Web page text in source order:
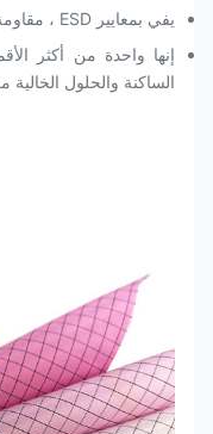
يفي بمعايير ESD ، مقاومة النظام 106-109 أوم
إنها واحدة من أكثر
الساكنة والحلول الخالية